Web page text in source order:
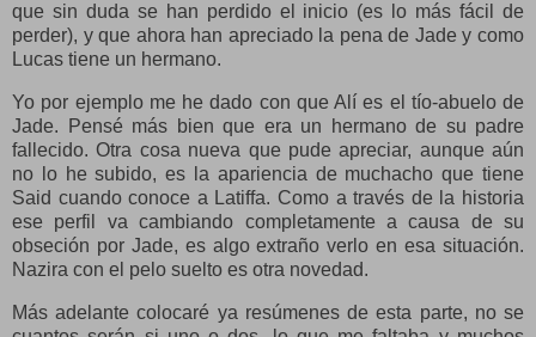
que sin duda se han perdido el inicio (es lo más fácil de
perder), y que ahora han apreciado la pena de Jade y como
Lucas tiene un hermano.
Yo por ejemplo me he dado con que Alí es el tío-abuelo de
Jade. Pensé más bien que era un hermano de su padre
fallecido. Otra cosa nueva que pude apreciar, aunque aún
no lo he subido, es la apariencia de muchacho que tiene
Said cuando conoce a Latiffa. Como a través de la historia
ese perfil va cambiando completamente a causa de su
obseción por Jade, es algo extraño verlo en esa situación.
Nazira con el pelo suelto es otra novedad.
Más adelante colocaré ya resúmenes de esta parte, no se